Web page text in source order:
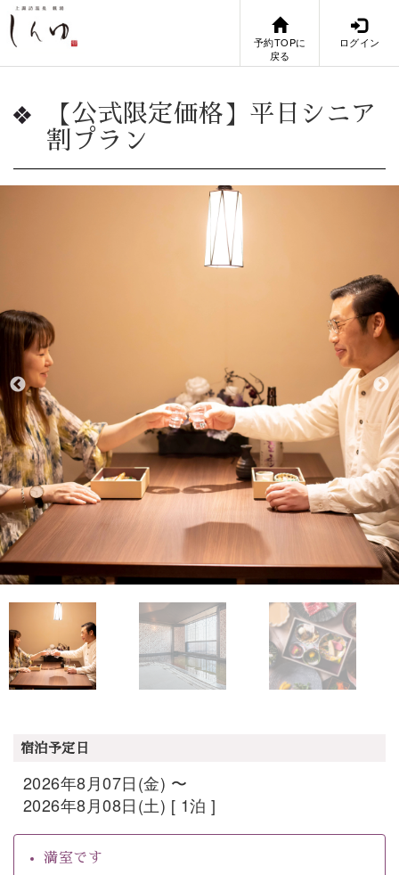
予約TOPに
戻る
ログイン
【公式限定価格】平日シニア
割プラン
宿泊予定日
2026年8月07日(金) 〜
2026年8月08日(土) [ 1泊 ]
満室です